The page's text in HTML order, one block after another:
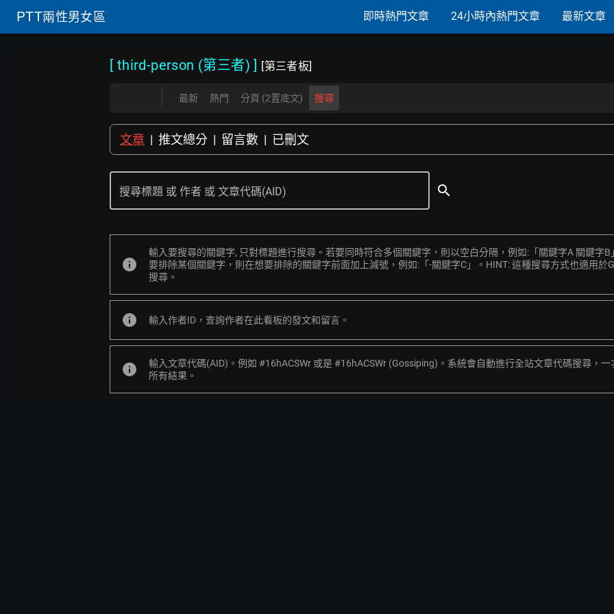
PTT兩性男女區 即時熱門文章 24小時內熱門文章 最新文章
[ third-person (第三者) ] [第三者板]
最新 熱門 分頁 (2置底文) 搜尋
文章 | 推文總分 | 留言數 | 已刪文
搜尋標題 或 作者 或 文章代碼(AID) search
info
輸入要搜尋的關鍵字, 只對標題進行搜尋。若要同時符合多個關鍵字，則以空白分隔，例如:「關鍵字A 關鍵字B
要排除某個關鍵字，則在想要排除的關鍵字前面加上減號，例如:「-關鍵字C」。HINT: 這種搜尋方式也適用於
搜尋。
info 輸入作者ID，查詢作者在此看板的發文和留言。
info
輸入文章代碼(AID)。例如 #16hACSWr 或是 #16hACSWr (Gossiping)。系統會自動進行全站文章代碼搜尋，一
所有結果。